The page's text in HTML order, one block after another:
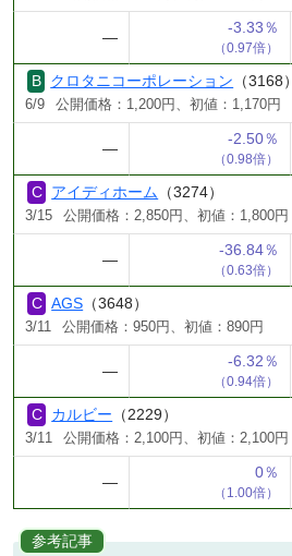
―
-3.33％
（0.97倍）
クロタニコーポレーション （3168）
6/9 公開価格：1,200円、初値：1,170円
―
-2.50％
（0.98倍）
アイディホーム （3274）
3/15 公開価格：2,850円、初値：1,800円
―
-36.84％
（0.63倍）
AGS （3648）
3/11 公開価格：950円、初値：890円
―
-6.32％
（0.94倍）
カルビー （2229）
3/11 公開価格：2,100円、初値：2,100円
―
0％
（1.00倍）
参考記事